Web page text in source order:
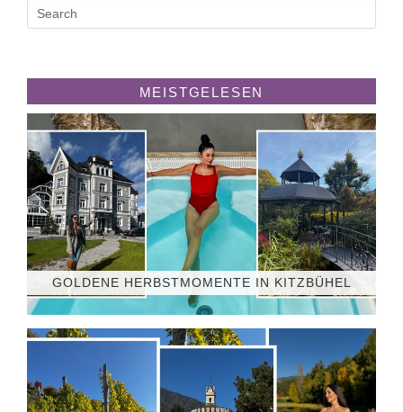
MEISTGELESEN
GOLDENE HERBSTMOMENTE IN KITZBÜHEL